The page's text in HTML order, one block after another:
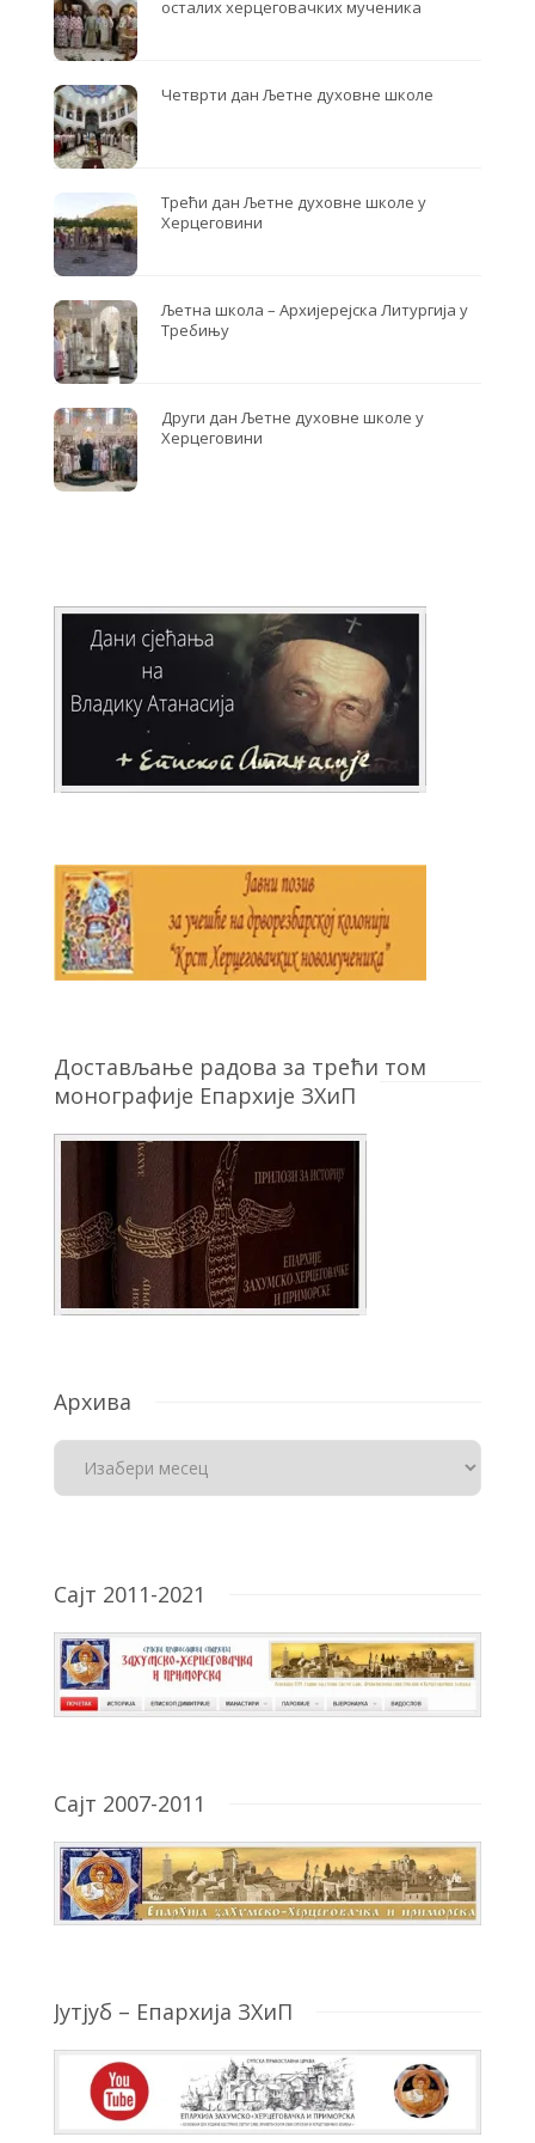
осталих херцеговачких мученика
Четврти дан Љетне духовне школе
Трећи дан Љетне духовне школе у
Херцеговини
Љетна школа – Архијерејска Литургија у
Требињу
Други дан Љетне духовне школе у
Херцеговини
Достављање радова за трећи том
монографије Епархије ЗХиП
Архива
Сајт 2011-2021
Сајт 2007-2011
Јутјуб – Епархија ЗХиП